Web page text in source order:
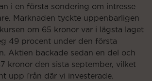
i en första sondering om intresse
Marknaden tyckte uppenbarligen
om 65 kronor var i lägsta laget
49 procent under den första
Aktien backade sedan en del och
kronor den sista september, vilket
upp från där vi investerade.